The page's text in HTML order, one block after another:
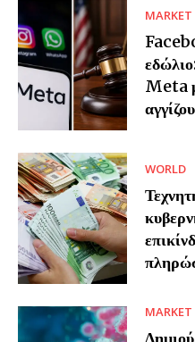
MARKET
Meta
WORLD
MARKET